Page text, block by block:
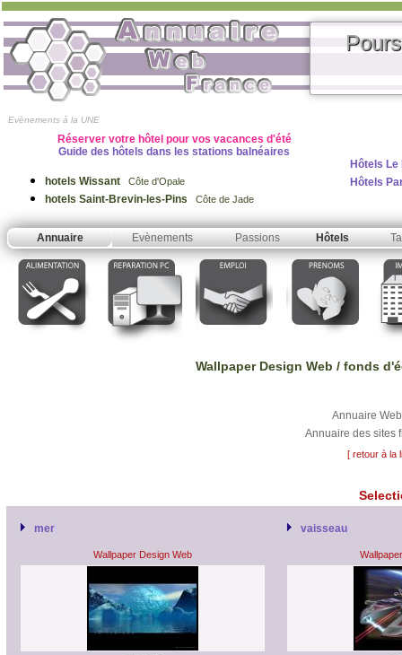
Evènements à la UNE
Réserver votre hôtel pour vos vacances d'été
Guide des hôtels dans les stations balnéaires
hotels Wissant Côte d'Opale
hotels Saint-Brevin-les-Pins Côte de Jade
Hôtels Le
Hôtels
Annuaire Evènements Passions Hôtels
Wallpaper Design Web / fonds
Annuaire
Annuaire des sites
[ retour à la
mer
Wallpaper Design Web
vaisseau